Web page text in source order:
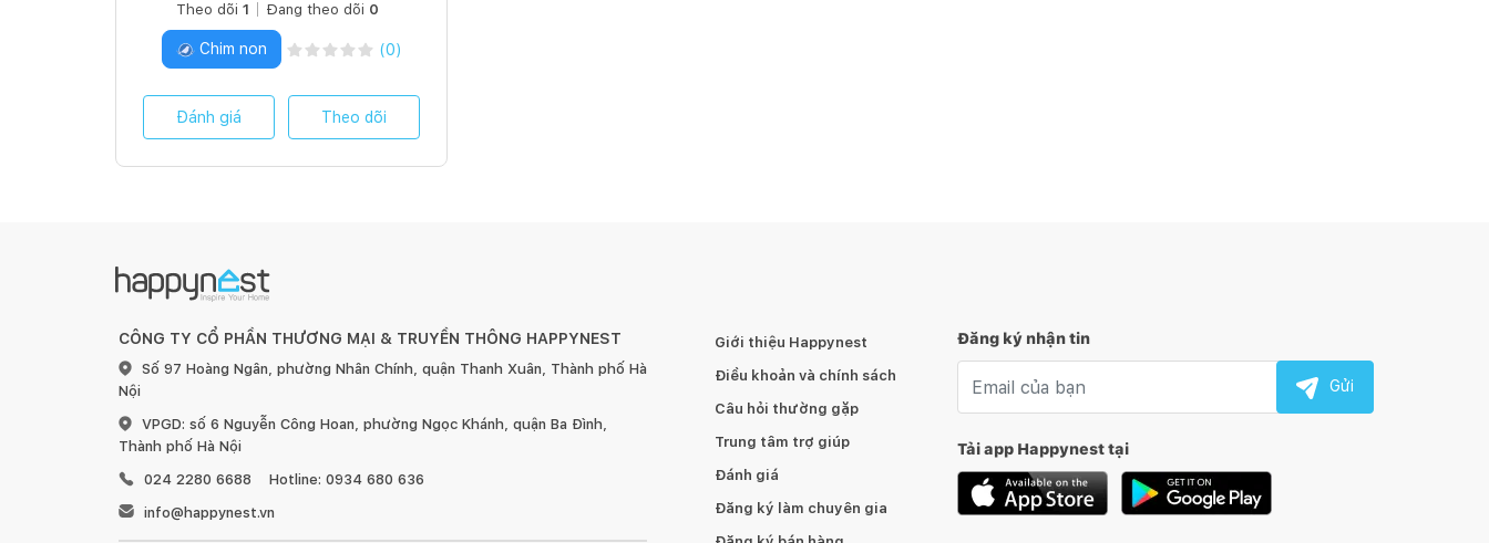
Theo dõi 1 Đang theo dõi 0
Chim non (0)
Đánh giá Theo dõi
CÔNG TY CỔ PHẦN THƯƠNG MẠI & TRUYỀN THÔNG HAPPYNEST
Số 97 Hoàng Ngân, phường Nhân Chính, quận Thanh Xuân, Thành phố Hà
Nội
VPGD: số 6 Nguyễn Công Hoan, phường Ngọc Khánh, quận Ba Đình,
Thành phố Hà Nội
024 2280 6688
Hotline: 0934 680 636
info@happynest.vn
Giới thiệu Happynest
Điều khoản và chính sách
Câu hỏi thường gặp
Trung tâm trợ giúp
Đánh giá
Đăng ký làm chuyên gia
Đăng ký nhận tin
Gửi
Tải app Happynest tại